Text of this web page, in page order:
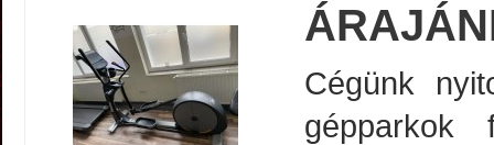
Cégünk
gépparkok